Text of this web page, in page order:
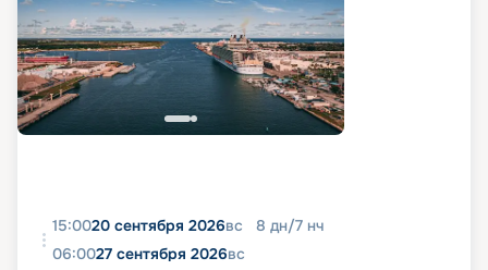
15:0020 сентября 2026вс 8 дн/7 нч
06:0027 сентября 2026вс